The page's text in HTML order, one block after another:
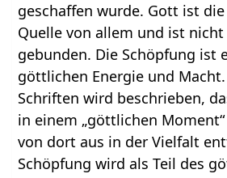
geschaffen wurde. Gott ist
Quelle von allem und ist
gebunden. Die Schöpfung ist
göttlichen Energie und
Schriften wird beschrieben,
in einem „göttlichen
von dort aus in der Vielfalt
Schöpfung wird als Teil des